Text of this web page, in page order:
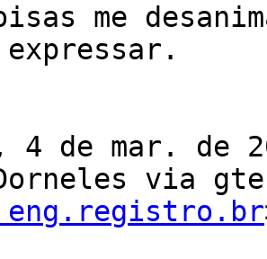
me
4 de mar. de